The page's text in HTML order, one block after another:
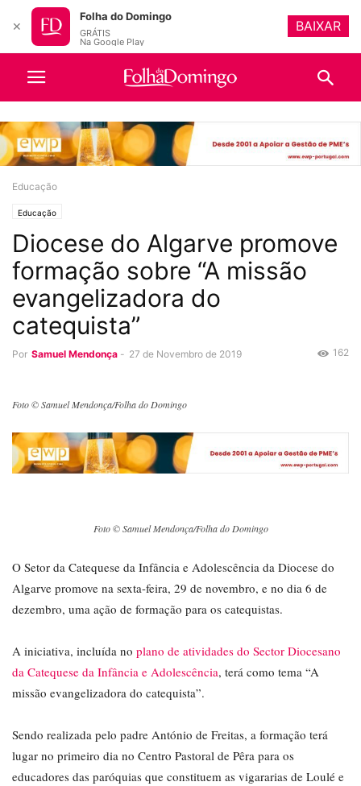
Educação
Educação
Diocese do Algarve promove
formação sobre “A missão
evangelizadora do
catequista”
Por Samuel Mendonça - 27 de Novembro de 2019 162
Foto © Samuel Mendonça/Folha do Domingo
Foto © Samuel Mendonça/Folha do Domingo
O Setor da Catequese da Infância e Adolescência da Diocese do
Algarve promove na sexta-feira, 29 de novembro, e no dia 6 de
dezembro, uma ação de formação para os catequistas.
A iniciativa, incluída no plano de atividades do Sector Diocesano
da Catequese da Infância e Adolescência, terá como tema “A
missão evangelizadora do catequista”.
Sendo realizada pelo padre António de Freitas, a formação terá
lugar no primeiro dia no Centro Pastoral de Pêra para os
educadores das paróquias que constituem as vigararias de Loulé e
✕
Folha do Domingo
GRÁTIS
Na Google Play
BAIXAR